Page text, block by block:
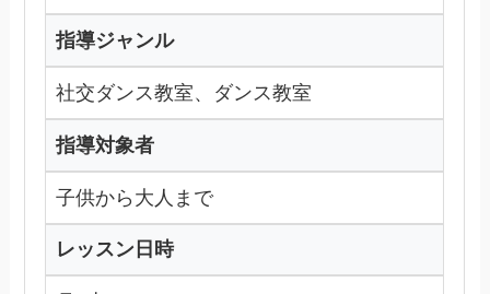
指導ジャンル
社交ダンス教室、ダンス教室
指導対象者
子供から大人まで
レッスン日時